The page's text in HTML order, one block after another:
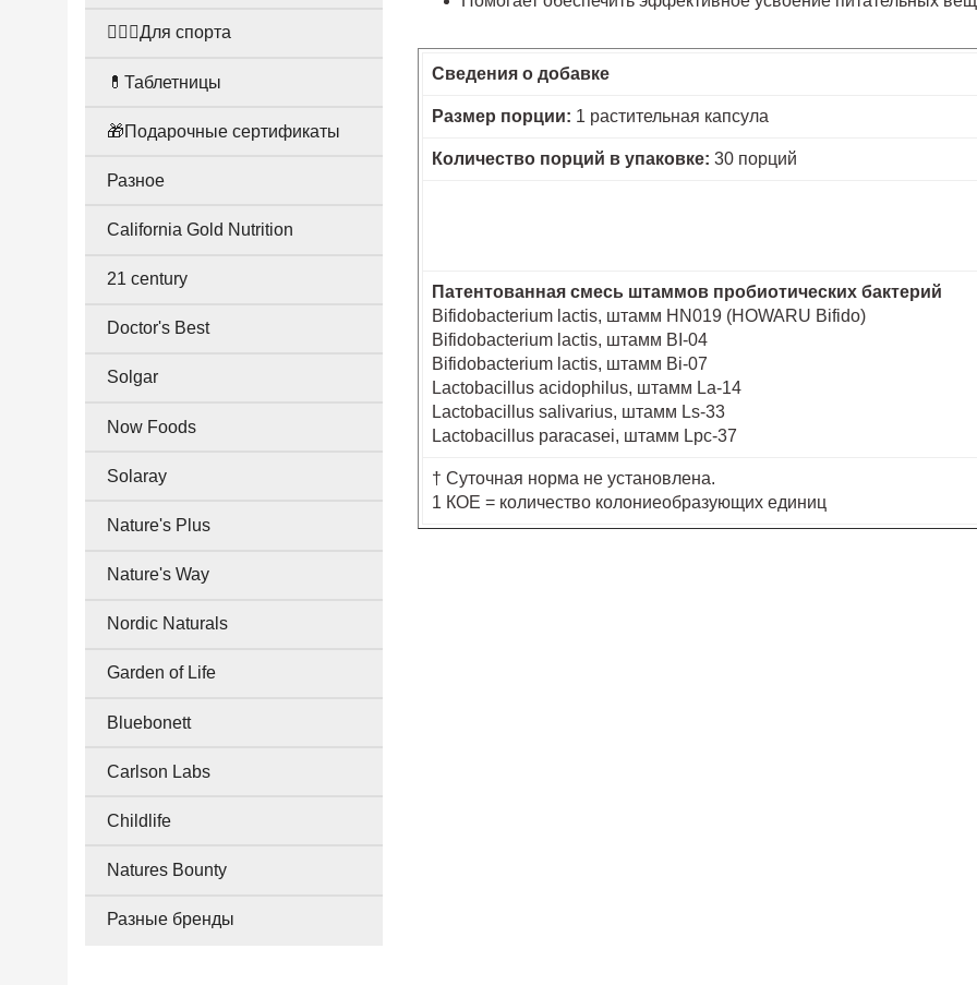
Сведения о добавке
Размер порции: 1 растительная капсула
Количество порций в упаковке: 30 порций
Патентованная смесь штаммов пробиотических бактерий
Bifidobacterium lactis, штамм HN019 (HOWARU Bifido)
Bifidobacterium lactis, штамм BI-04
Bifidobacterium lactis, штамм Bi-07
Lactobacillus acidophilus, штамм La-14
Lactobacillus salivarius, штамм Ls-33
Lactobacillus paracasei, штамм Lpc-37
† Суточная норма не установлена.
1 КОЕ = количество колониеобразующих единиц
🤸🏻‍♀️Для спорта
💊Таблетницы
🎁Подарочные сертификаты
Разное
California Gold Nutrition
21 century
Doctor's Best
Solgar
Now Foods
Solaray
Nature's Plus
Nature's Way
Nordic Naturals
Garden of Life
Bluebonett
Carlson Labs
Childlife
Natures Bounty
Разные бренды